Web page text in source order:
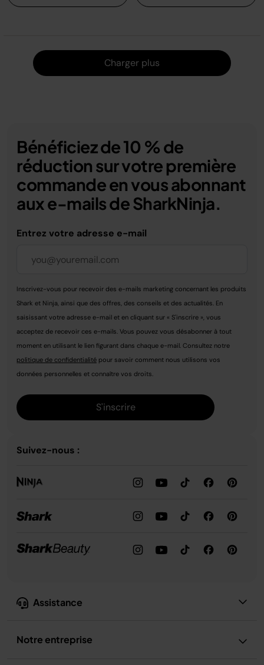
Charger plus
Assistance
Notre entreprise
Bénéficiez de 10 % de
réduction sur votre première
commande en vous abonnant
aux e-mails de SharkNinja.
Entrez votre adresse e-mail
Inscrivez-vous pour recevoir des e-mails marketing concernant les produits
Shark et Ninja, ainsi que des offres, des conseils et des actualités. En
saisissant votre adresse e-mail et en cliquant sur « S'inscrire », vous
acceptez de recevoir ces e-mails. Vous pouvez vous désabonner à tout
moment en utilisant le lien figurant dans chaque e-mail. Consultez notre
politique de confidentialité pour savoir comment nous utilisons vos
données personnelles et connaître vos droits.
S'inscrire
Suivez-nous :